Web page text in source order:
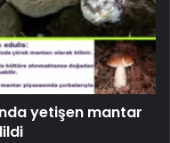
yetişen mantar